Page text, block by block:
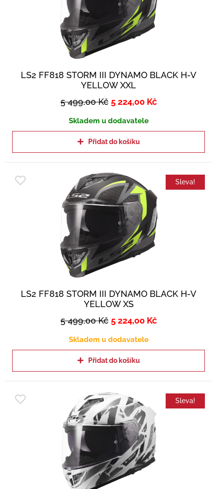
LS2 FF818 STORM III DYNAMO BLACK H-V
YELLOW XXL
5 499,00Kč 5 224,00 Kč
Skladem u dodavatele
Přidat do košíku
Sleva!
LS2 FF818 STORM III DYNAMO BLACK H-V
YELLOW XS
5 499,00Kč 5 224,00 Kč
Skladem u dodavatele
Přidat do košíku
Sleva!